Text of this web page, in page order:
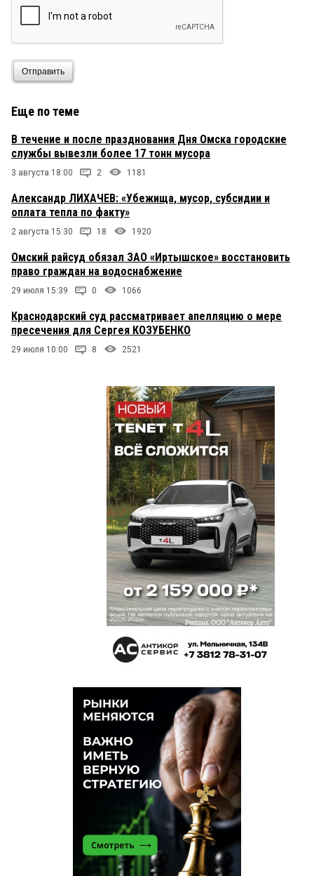
Отправить
Еще по теме
В течение и после празднования Дня Омска городские
службы вывезли более 17 тонн мусора
3 августа 18:00 2 1181
Александр ЛИХАЧЕВ: «Убежища, мусор, субсидии и
оплата тепла по факту»
2 августа 15:30 18 1920
Омский райсуд обязал ЗАО «Иртышское» восстановить
право граждан на водоснабжение
29 июля 15:39 0 1066
Краснодарский суд рассматривает апелляцию о мере
пресечения для Сергея КОЗУБЕНКО
29 июля 10:00 8 2521